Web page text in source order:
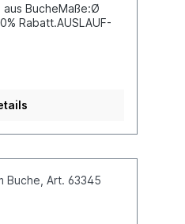
BucheMaße:Ø
Rabatt.AUSLAUF-